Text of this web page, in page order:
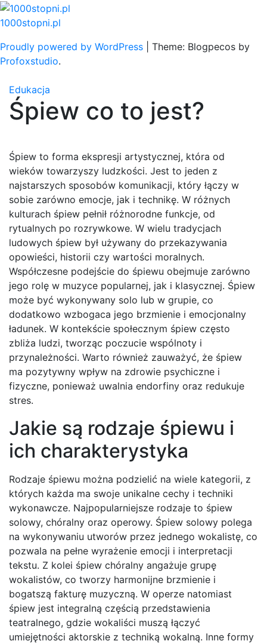
Skip
to
1000stopni.pl
Proudly powered by WordPress
Theme: Blogpecos by
Profoxstudio.
Edukacja
Śpiew co to jest?
Śpiew to forma ekspresji artystycznej, która od
wieków towarzyszy ludzkości. Jest to jeden z
najstarszych sposobów komunikacji, który łączy w
sobie zarówno emocje, jak i technikę. W różnych
kulturach śpiew pełnił różnorodne funkcje, od
rytualnych po rozrywkowe. W wielu tradycjach
ludowych śpiew był używany do przekazywania
opowieści, historii czy wartości moralnych.
Współczesne podejście do śpiewu obejmuje zarówno
jego rolę w muzyce popularnej, jak i klasycznej. Śpiew
może być wykonywany solo lub w grupie, co
dodatkowo wzbogaca jego brzmienie i emocjonalny
ładunek. W kontekście społecznym śpiew często
zbliża ludzi, tworząc poczucie wspólnoty i
przynależności. Warto również zauważyć, że śpiew
ma pozytywny wpływ na zdrowie psychiczne i
fizyczne, ponieważ uwalnia endorfiny oraz redukuje
stres.
Jakie są rodzaje śpiewu i
ich charakterystyka
Rodzaje śpiewu można podzielić na wiele kategorii, z
których każda ma swoje unikalne cechy i techniki
wykonawcze. Najpopularniejsze rodzaje to śpiew
solowy, chóralny oraz operowy. Śpiew solowy polega
na wykonywaniu utworów przez jednego wokalistę, co
pozwala na pełne wyrażenie emocji i interpretacji
tekstu. Z kolei śpiew chóralny angażuje grupę
wokalistów, co tworzy harmonijne brzmienie i
bogatszą fakturę muzyczną. W operze natomiast
śpiew jest integralną częścią przedstawienia
teatralnego, gdzie wokaliści muszą łączyć
umiejętności aktorskie z techniką wokalną. Inne formy